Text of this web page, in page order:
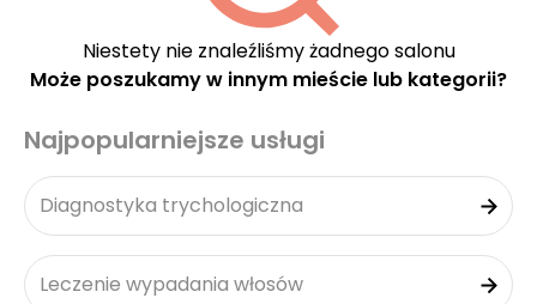
Niestety nie znaleźliśmy żadnego salonu
Może poszukamy w innym mieście lub kategorii?
Najpopularniejsze usługi
Diagnostyka trychologiczna
Leczenie wypadania włosów